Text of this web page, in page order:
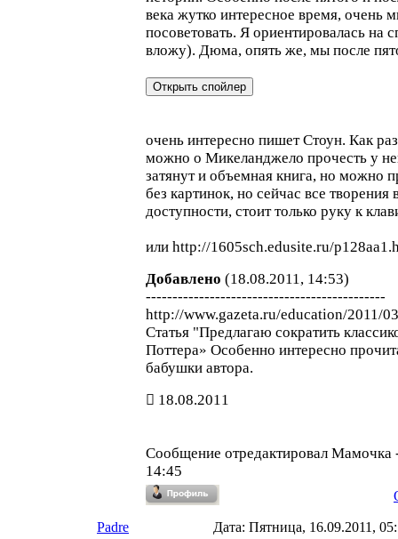
века жутко интересное время, очень
посоветовать. Я ориентировалась на
вложу). Дюма, опять же, мы после
очень интересно пишет Стоун. Как
можно о Микеланджело прочесть у
затянут и объемная книга, но можно
без картинок, но сейчас все
доступности, стоит только руку к
или http://1605sch.edusite.ru/
Добавлено (18.08.2011, 14:53)
---------------------------------------------
http://www.gazeta.ru/education/2011/
Статья "Предлагаю сократить
Поттера» Особенно интересно
бабушки автора.
18.08.2011
Сообщение отредактировал Мамочка
14:45
Padre
Дата: Пятница, 16.09.2011,